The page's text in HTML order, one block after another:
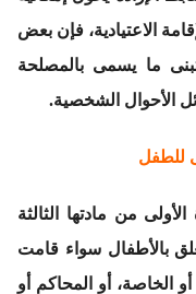
الاعتيادية، فإن بعض
ما يسمى بالمصلحة
الأحوال الشخصية.
للطفل
من مادتها الثالثة
بالأطفال سواء قامت
الخاصة، أو المحاكم أو